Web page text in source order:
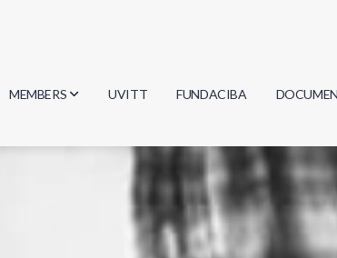
MEMBERS
Researchers
UVITT FUNDACIBA
Minutes